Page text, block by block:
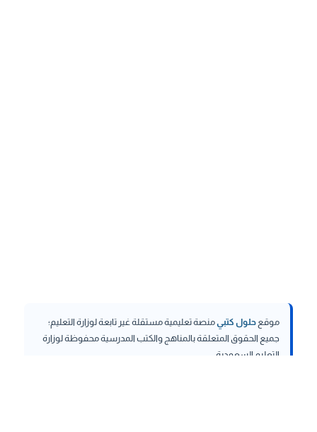
موقع حلول كتبيمنصة تعليمية مستقلة غير تابعة لوزارة التعليم؛
جميع الحقوق المتعلقة بالمناهج والكتب المدرسية محفوظة لوزارة
التعليم السعودية.